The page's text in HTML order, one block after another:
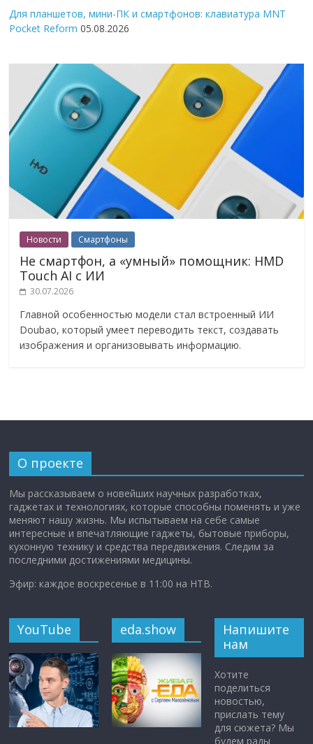
Для планшетов, мини-ПК и смартфонов: клавиатура MNT
Pocket Reform 05.08.2026
Новости Смартфоны
Не смартфон, а «умный» помощник: HMD
Touch AI с ИИ
30.07.2026
Главной особенностью модели стал встроенный ИИ
Doubao, который умеет переводить текст, создавать
изображения и организовывать информацию.
О проекте
Мы рассказываем о новейших научных разработках,
гаджетах и технологиях, которые способны поменять и уже
меняют нашу жизнь. Мы испытываем на себе самые
интересные и впечатляющие гаджеты, бытовые приборы,
кухонную технику и средства передвижения. Следим за
последними достижениями медицины.
Эфир: каждое воскресенье в 11:00 на НТВ.
YouTube eda.show
Напишите
нам
Хотите
поделиться
новостью,
прислать тему
для сюжета? Мы
будем рады